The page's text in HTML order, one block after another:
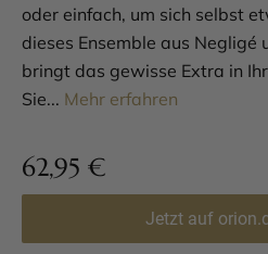
oder einfach, um sich selbst
dieses Ensemble aus Negligé
bringt das gewisse Extra in
Sie... Mehr erfahren
62,95 €
Jetzt auf